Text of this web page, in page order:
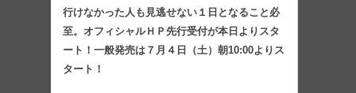
⾏けなかった⼈も⾒逃せない１⽇となること必
⾄。オフィシャルＨＰ先⾏受付が本⽇よりスタ
ート！⼀般発売は７月４日（土）朝10:00よりス
タート！